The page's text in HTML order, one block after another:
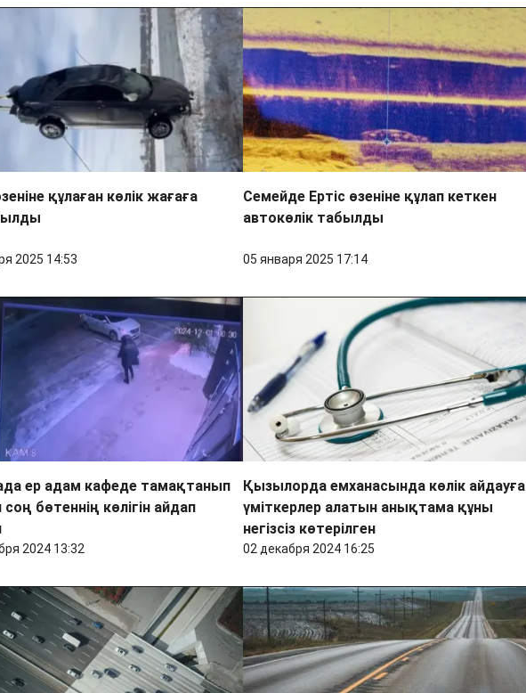
құлаған көлік жағаға
2025 14:53
Семейде Ертіс өзеніне құлап кеткен
автокөлік табылды
05 января 2025 17:14
ер адам кафеде тамақтанып
соң бөтеннің көлігін айдап
2024 13:32
Қызылорда емханасында көлік айдауға
үміткерлер алатын анықтама құны
негізсіз көтерілген
02 декабря 2024 16:25